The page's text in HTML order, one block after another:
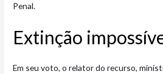
Penal.
Extinção
Em seu voto, o relator do recurso,